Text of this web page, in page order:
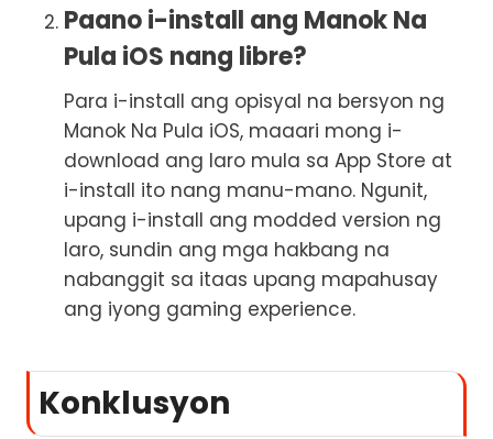
Paano i-install ang Manok Na
Pula iOS nang libre?
Para i-install ang opisyal na bersyon ng
Manok Na Pula iOS, maaari mong i-
download ang laro mula sa App Store at
i-install ito nang manu-mano. Ngunit,
upang i-install ang modded version ng
laro, sundin ang mga hakbang na
nabanggit sa itaas upang mapahusay
ang iyong gaming experience.
Konklusyon